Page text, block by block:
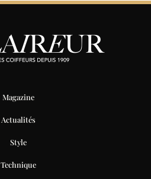
Magazine
Actualités
Style
Technique